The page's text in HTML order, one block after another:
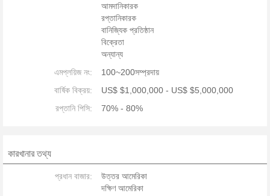
আমদানিকারক
রপ্তানিকারক
বানিজ্যিক প্রতিষ্ঠান
বিক্রেতা
অন্যান্য
এমপ্লয়িজ নং:
100~200সম্প্রদায়
বার্ষিক বিক্রয়:
US$ $1,000,000 - US$ $5,000,000
রপ্তানি পিসি:
70% - 80%
কারখানার তথ্য
প্রধান বাজার:
উত্তর আমেরিকা
দক্ষিণ আমেরিকা